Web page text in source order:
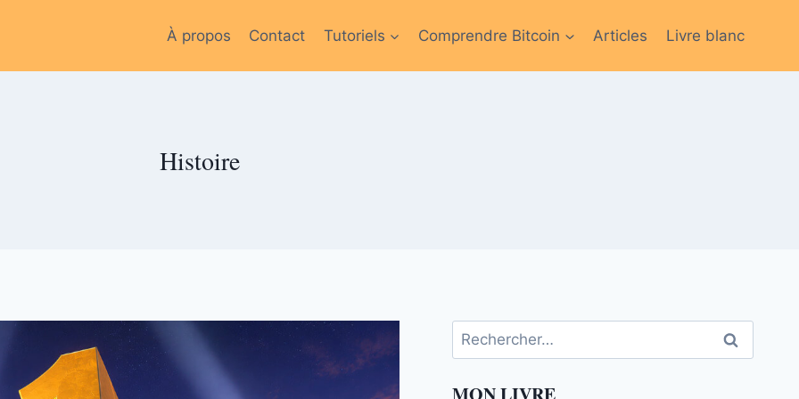
À propos Contact Tutoriels Comprendre Bitcoin Articles Livre blanc
Histoire
Rechercher :